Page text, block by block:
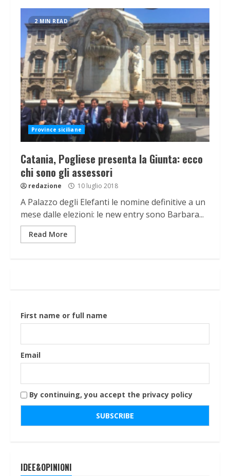
2 MIN READ
Province siciliane
Catania, Pogliese presenta la Giunta: ecco
chi sono gli assessori
redazione 10 luglio 2018
A Palazzo degli Elefanti le nomine definitive a un
mese dalle elezioni: le new entry sono Barbara...
Read More
First name or full name
Email
By continuing, you accept the privacy policy
IDEE&OPINIONI